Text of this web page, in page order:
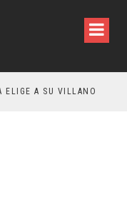
A SU VILLANO